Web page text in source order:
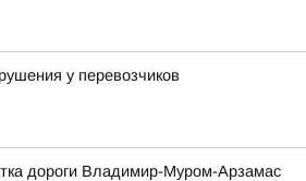
у перевозчиков
дороги Владимир-Муром-Арзамас